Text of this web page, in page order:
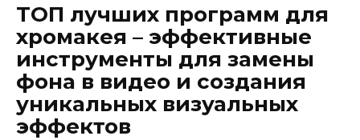
TОП лучших программ для
хромакея – эффективные
инструменты для замены
фона в видео и создания
уникальных визуальных
эффектов